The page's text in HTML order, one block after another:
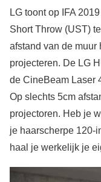
LG toont op IFA
Short Throw (UST)
afstand van de
projecteren. De LG
de CineBeam Laser
Op slechts 5cm
projectoren. Heb je
je haarscherpe 120-
haal je werkelijk je